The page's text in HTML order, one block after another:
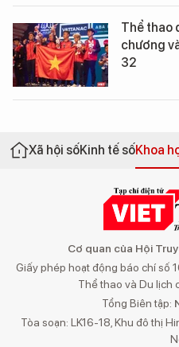
Thể thao
chương
32
Xã hội sốKinh tế sốKhoa
Cơ quan của Hội
Giấy phép hoạt động báo chí số
Thể thao và Du lịch
Tổng Biên tập:
Tòa soạn: LK16-18, Khu đô thị